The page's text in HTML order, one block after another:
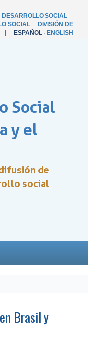
SOCIAL
SOCIAL
DIVISIÓN DE
ESPAÑOL - ENGLISH
Social
y el
de
social
Brasil y